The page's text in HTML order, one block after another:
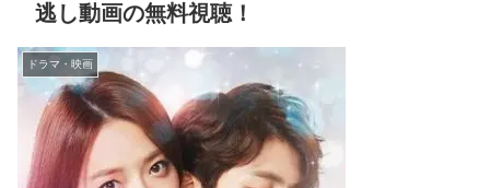
逃し動画の無料視聴！
ドラマ・映画